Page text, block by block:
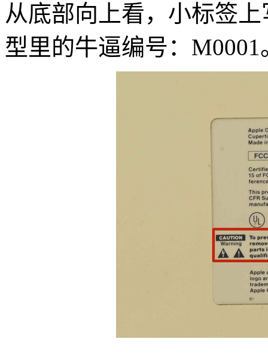
从底部向上看，小标签
型里的牛逼编号：M0001